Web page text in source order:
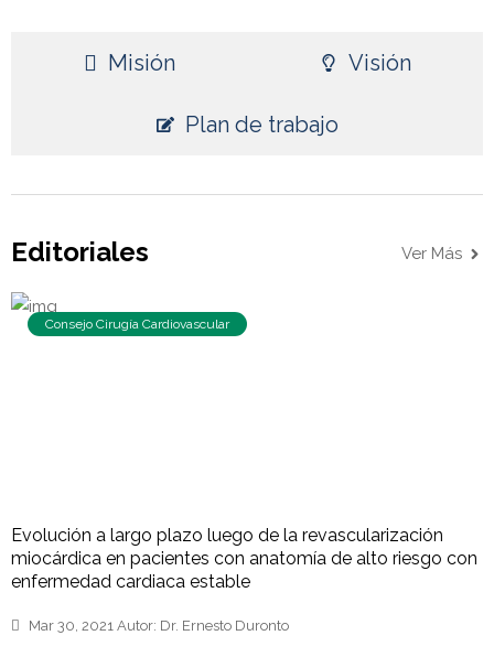
Misión Visión
Plan de trabajo
Editoriales Ver Más
Consejo Cirugía Cardiovascular
Evolución a largo plazo luego de la revascularización
miocárdica en pacientes con anatomía de alto riesgo con
enfermedad cardiaca estable
Mar 30, 2021 Autor: Dr. Ernesto Duronto